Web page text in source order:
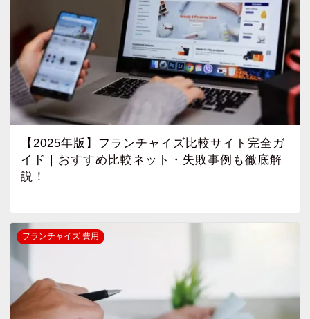
【2025年版】フランチャイズ比較サイト完全ガ
イド｜おすすめ比較ネット・失敗事例も徹底解
説！
フランチャイズ 費用